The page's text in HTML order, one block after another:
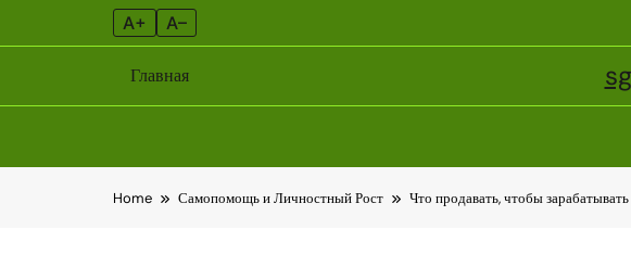
A+ A–
Главная
Home Самопомощь и Личностный Рост Что продавать, чтобы